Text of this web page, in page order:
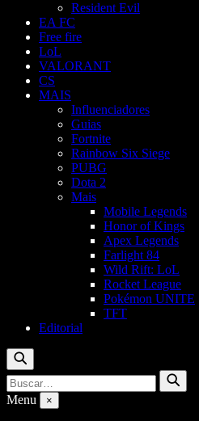
Resident Evil
EA FC
Free fire
LoL
VALORANT
CS
MAIS
Influenciadores
Guias
Fortnite
Rainbow Six Siege
PUBG
Dota 2
Mais
Mobile Legends
Honor of Kings
Apex Legends
Farlight 84
Wild Rift: LoL
Rocket League
Pokémon UNITE
TFT
Editorial
Buscar
Buscar
por:
Buscar
Menu ×